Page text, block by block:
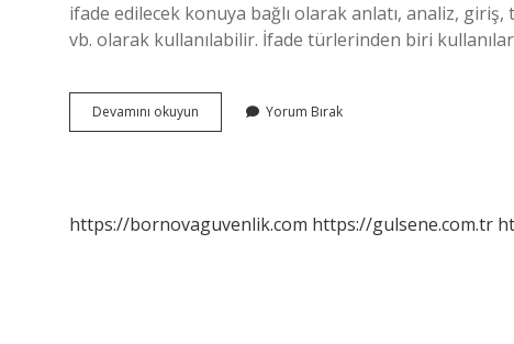
ifade edilecek konuya bağlı olarak anlatı, analiz, giriş,
vb. olarak kullanılabilir. İfade türlerinden biri
Devamını okuyun Paragrafın
Alt
Yorum Bırak
https://bornovaguvenlik.com https://gulsene.com.tr